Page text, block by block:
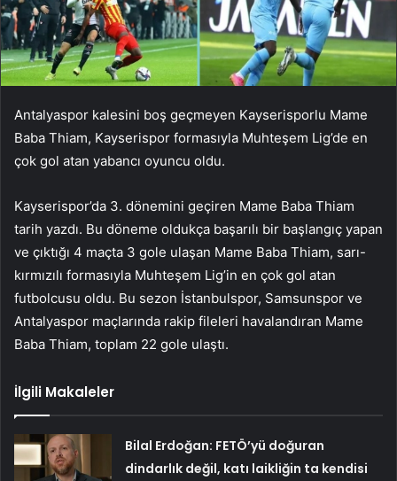
Antalyaspor kalesini boş geçmeyen Kayserisporlu Mame
Baba Thiam, Kayserispor formasıyla Muhteşem Lig’de en
çok gol atan yabancı oyuncu oldu.
Kayserispor’da 3. dönemini geçiren Mame Baba Thiam
tarih yazdı. Bu döneme oldukça başarılı bir başlangıç ​​yapan
ve çıktığı 4 maçta 3 gole ulaşan Mame Baba Thiam, sarı-
kırmızılı formasıyla Muhteşem Lig’in en çok gol atan
futbolcusu oldu. Bu sezon İstanbulspor, Samsunspor ve
Antalyaspor maçlarında rakip fileleri havalandıran Mame
Baba Thiam, toplam 22 gole ulaştı.
İlgili Makaleler
Bilal Erdoğan: FETÖ’yü doğuran
dindarlık değil, katı laikliğin ta kendisi